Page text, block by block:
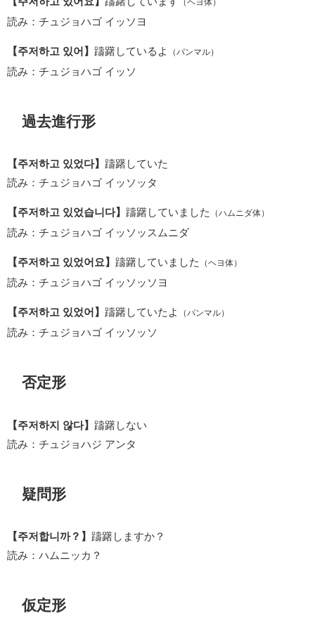
（ヘヨ体）
読み：チュジョハゴ イッソヨ
【주저하고 있어】 躊躇しているよ （パンマル）
読み：チュジョハゴ イッソ
過去進行形
【주저하고 있었다】 躊躇していた
読み：チュジョハゴ イッソッタ
【주저하고 있었습니다】 躊躇していました （ハムニダ体）
読み：チュジョハゴ イッソッスムニダ
【주저하고 있었어요】 躊躇していました （ヘヨ体）
読み：チュジョハゴ イッソッソヨ
【주저하고 있었어】 躊躇していたよ （パンマル）
読み：チュジョハゴ イッソッソ
否定形
【주저하지 않다】 躊躇しない
読み：チュジョハジ アンタ
疑問形
【주저합니까？】 躊躇しますか？
読み：ハムニッカ？
仮定形